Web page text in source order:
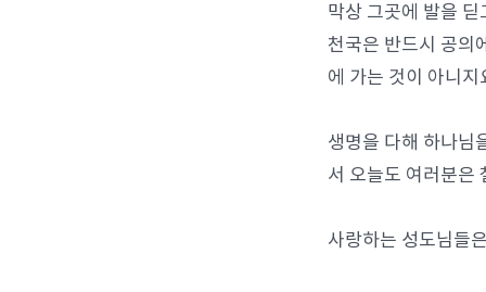
막상 그곳에 발을
천국은 반드시 공의
에 가는 것이 아니지
생명을 다해 하나님
서 오늘도 여러분은
사랑하는 성도님들